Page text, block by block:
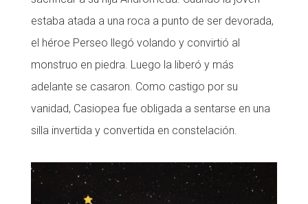
estaba atada a una roca a punto de ser devorada,
el héroe Perseo llegó volando y convirtió al
monstruo en piedra. Luego la liberó y más
adelante se casaron. Como castigo por su
vanidad, Casiopea fue obligada a sentarse en una
silla invertida y convertida en constelación.